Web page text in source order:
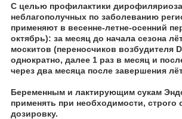
С целью профилактики
неблагополучных по заболеванию
применяют в весенне-летне-осенний
октябрь): за месяц до начала сезона
москитов (переносчиков возбудителя
однократно, далее 1 раз в месяц и
через два месяца после завершения
Беременным и лактирующим сукам
применять при необходимости, строго
дозировку.